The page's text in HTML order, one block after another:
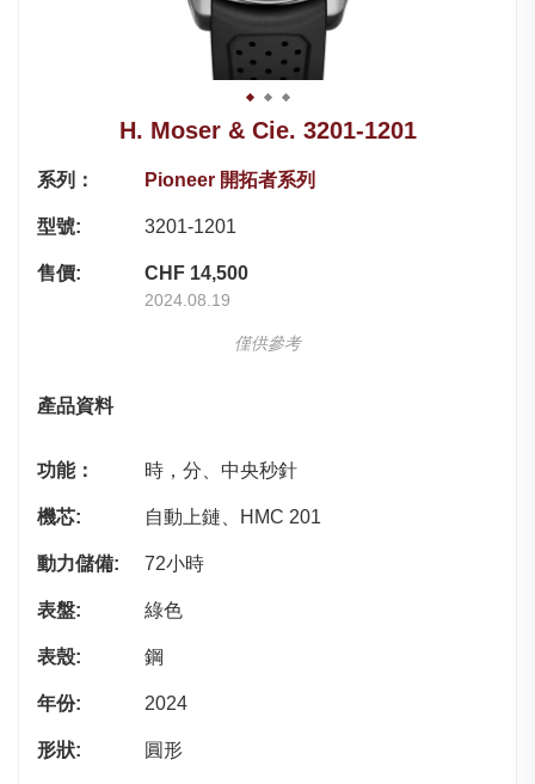
H. Moser & Cie. 3201-1201
系列： Pioneer 開拓者系列
型號: 3201-1201
售價: CHF 14,500
2024.08.19
僅供參考
產品資料
功能： 時，分、中央秒針
機芯: 自動上鏈、HMC 201
動力儲備: 72小時
表盤: 綠色
表殼: 鋼
年份: 2024
形狀: 圓形